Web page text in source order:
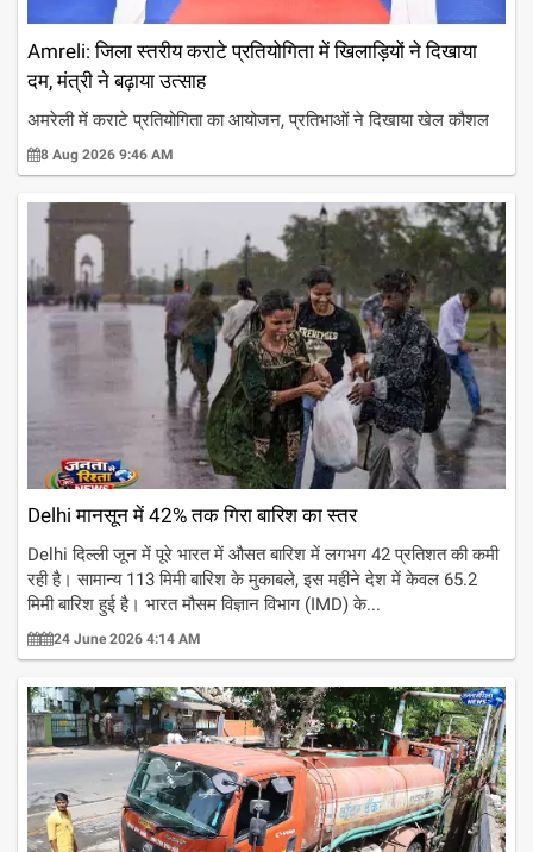
Amreli: जिला स्तरीय कराटे प्रतियोगिता में खिलाड़ियों ने दिखाया
दम, मंत्री ने बढ़ाया उत्साह
अमरेली में कराटे प्रतियोगिता का आयोजन, प्रतिभाओं ने दिखाया खेल कौशल
8 Aug 2026 9:46 AM
Delhi मानसून में 42% तक गिरा बारिश का स्तर
Delhi दिल्ली जून में पूरे भारत में औसत बारिश में लगभग 42 प्रतिशत की कमी
रही है। सामान्य 113 मिमी बारिश के मुकाबले, इस महीने देश में केवल 65.2
मिमी बारिश हुई है। भारत मौसम विज्ञान विभाग (IMD) के...
24 June 2026 4:14 AM